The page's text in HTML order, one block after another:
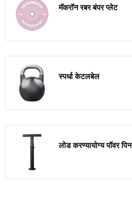
मॅकरॉन रबर बंपर प्लेट
स्पर्धा केटलबेल
लोड करण्यायोग्य पॉवर पिन